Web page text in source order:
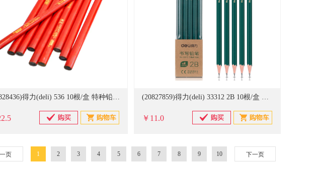
(20828436)得力(deli) 536 10根/盒 特种铅笔 红色(单位：盒) (20827859)得力(deli) 33312 2B 10根/盒 铅笔 黑色(单位：盒)
￥11.0
页 1 2 3 4 5 6 7 8 9 10 下一页